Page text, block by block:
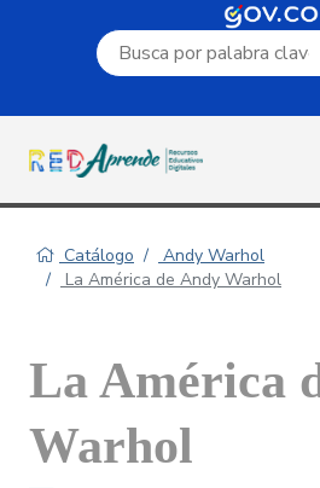
Campo de búsqueda por
Catálogo
Andy Warhol
La América de Andy Warhol
La América
Warhol